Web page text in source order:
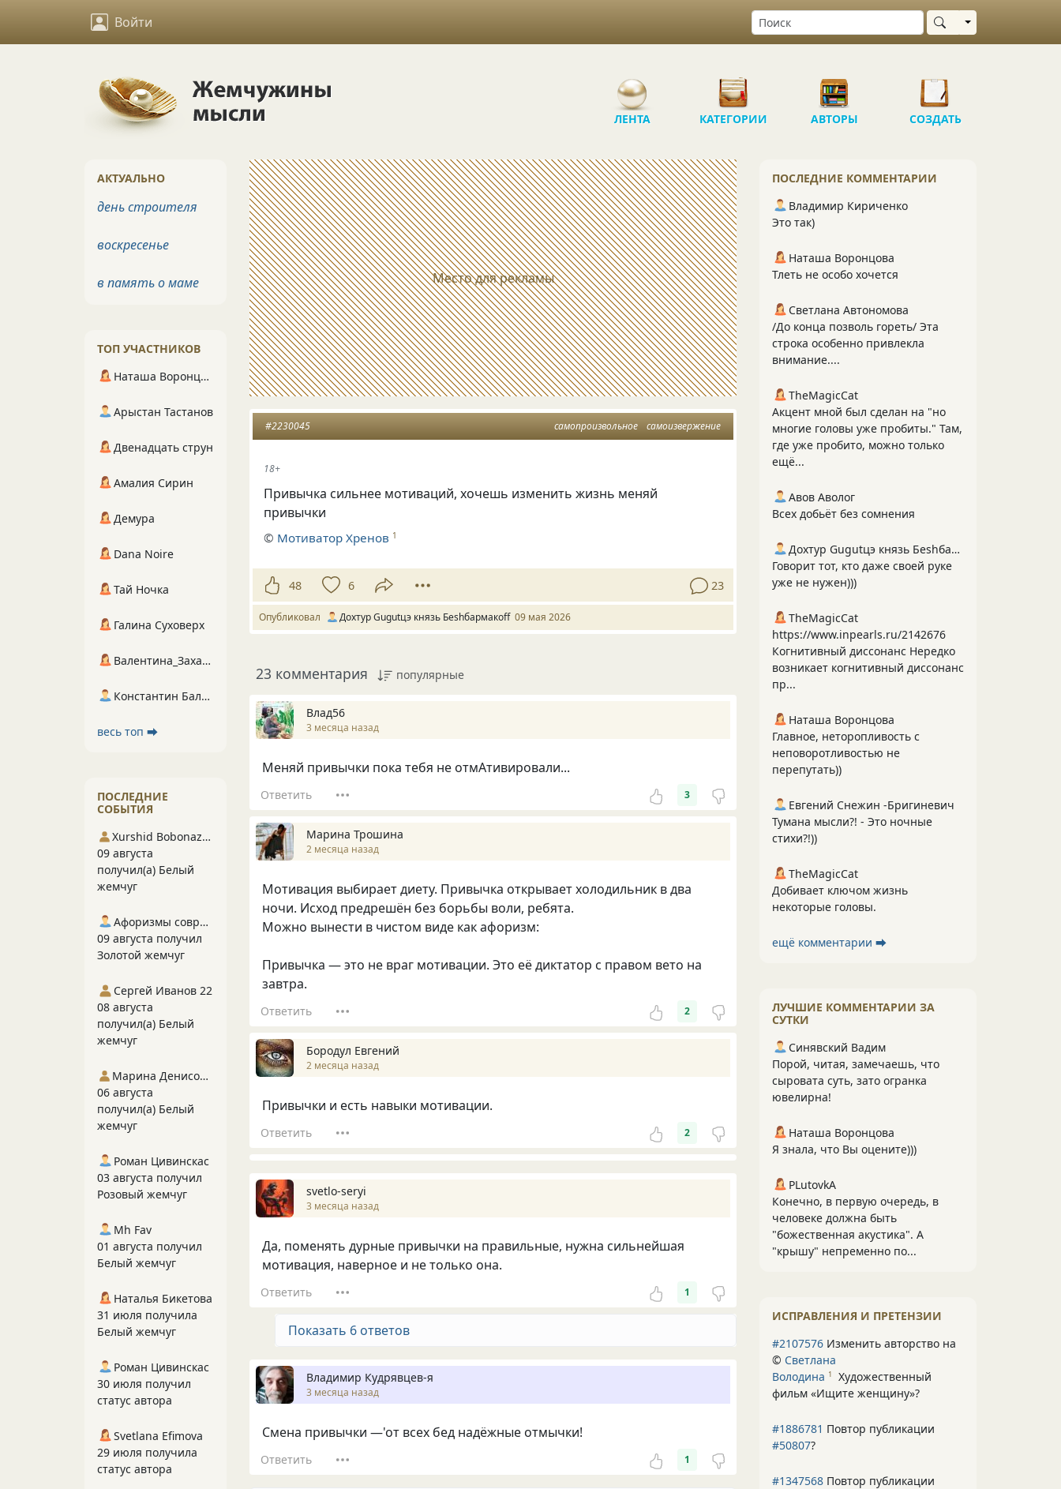
Войти Выбрать область
ЛЕНТА КАТЕГОРИИ АВТОРЫ СОЗДАТЬ
Место для рекламы
самопроизвольное самоизвержение
#2230045
18+
Привычка сильнее мотиваций, хочешь изменить жизнь меняй
привычки
© Мотиватор Хренов 1
48 6 23
Опубликовал Дохтур Gugutцэ князь Беshбармакоff 09 мая 2026
23 комментария популярные
Влад56
3 месяца назад
Меняй привычки пока тебя не отмАтивировали...
Ответить 3
Марина Трошина
2 месяца назад
Мотивация выбирает диету. Привычка открывает холодильник в два
ночи. Исход предрешён без борьбы воли, ребята.
Можно вынести в чистом виде как афоризм:
Привычка — это не враг мотивации. Это её диктатор с правом вето на
завтра.
Ответить 2
Бородул Евгений
2 месяца назад
Привычки и есть навыки мотивации.
Ответить 2
svetlo-seryi
3 месяца назад
Да, поменять дурные привычки на правильные, нужна сильнейшая
мотивация, наверное и не только она.
Ответить 1
Показать 6 ответов
Владимир Кудрявцев-я
3 месяца назад
Смена привычки —'от всех бед надёжные отмычки!
Ответить 1
ПОСЛЕДНИЕ КОММЕНТАРИИ
Владимир Кириченко
Это так)
Наташа Воронцова
Тлеть не особо хочется
Светлана Автономова
/До конца позволь гореть/ Эта
строка особенно привлекла
внимание....
TheMagicCat
Акцент мной был сделан на "но
многие головы уже пробиты." Там,
где уже пробито, можно только
ещё...
Авов Аволог
Всех добьёт без сомнения
Дохтур Gugutцэ князь Беshбармакоff
Говорит тот, кто даже своей руке
уже не нужен)))
TheMagicCat
https://www.inpearls.ru/2142676
Когнитивный диссонанс Нередко
возникает когнитивный диссонанс
пр...
Наташа Воронцова
Главное, неторопливость с
неповоротливостью не
перепутать))
Евгений Снежин -Бригиневич
Тумана мысли?! - Это ночные
стихи?!))
TheMagicCat
Добивает ключом жизнь
некоторые головы.
ещё комментарии ⮕
ЛУЧШИЕ КОММЕНТАРИИ ЗА
СУТКИ
Синявский Вадим
Порой, читая, замечаешь, что
сыровата суть, зато огранка
ювелирна!
Наташа Воронцова
Я знала, что Вы оцените)))
PLutоvkА
Конечно, в первую очередь, в
человеке должна быть
"божественная акустика". А
"крышу" непременно по...
ИСПРАВЛЕНИЯ И ПРЕТЕНЗИИ
#2107576 Изменить авторство на
© Светлана
Володина 1
Художественный
фильм «Ищите женщину»?
#1886781 Повтор публикации
#50807?
#1347568 Повтор публикации
АКТУАЛЬНО
день строителя
воскресенье
в память о маме
ТОП УЧАСТНИКОВ
Наташа Воронцова
Арыстан Тастанов
Двенадцать струн
Амалия Сирин
Демура
Dana Noire
Тай Ночка
Галина Суховерх
Валентина_Захарова
Константин Балухта
весь топ ⮕
ПОСЛЕДНИЕ
СОБЫТИЯ
Xurshid Bobonazarov
09 августа
получил(а) Белый
жемчуг
Афоризмы современников
09 августа получил
Золотой жемчуг
Сергей Иванов 22
08 августа
получил(а) Белый
жемчуг
Марина Денисова 5
06 августа
получил(а) Белый
жемчуг
Роман Цивинскас
03 августа получил
Розовый жемчуг
Mh Fav
01 августа получил
Белый жемчуг
Наталья Бикетова
31 июля получила
Белый жемчуг
Роман Цивинскас
30 июля получил
статус автора
Svetlana Efimova
29 июля получила
статус автора